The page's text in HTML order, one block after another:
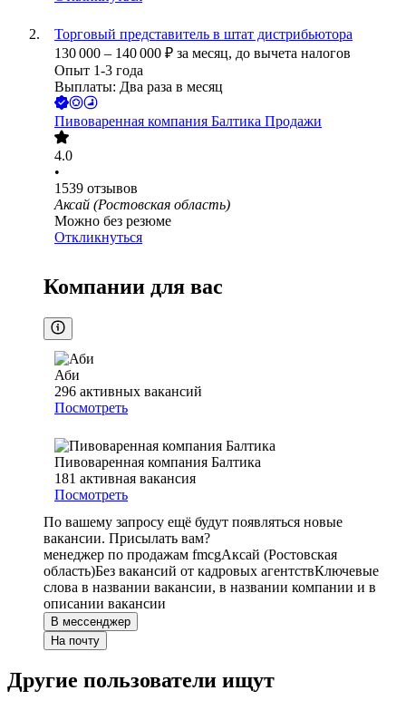
Торговый представитель в штат дистрибьютора
130 000 – 140 000 ₽ за месяц, до вычета налогов
Опыт 1-3 года
Выплаты: Два раза в месяц
Пивоваренная компания Балтика Продажи
4.0
•
1539 отзывов
Аксай (Ростовская область)
Можно без резюме
Откликнуться
Компании для вас
Аби
296 активных вакансий
Посмотреть
Пивоваренная компания Балтика
181 активная вакансия
Посмотреть
По вашему запросу ещё будут появляться новые
вакансии. Присылать вам?
менеджер по продажам fmcgАксай (Ростовская
область)Без вакансий от кадровых агентствКлючевые
слова в названии вакансии, в названии компании и в
описании вакансии
В мессенджер
На почту
Другие пользователи ищут